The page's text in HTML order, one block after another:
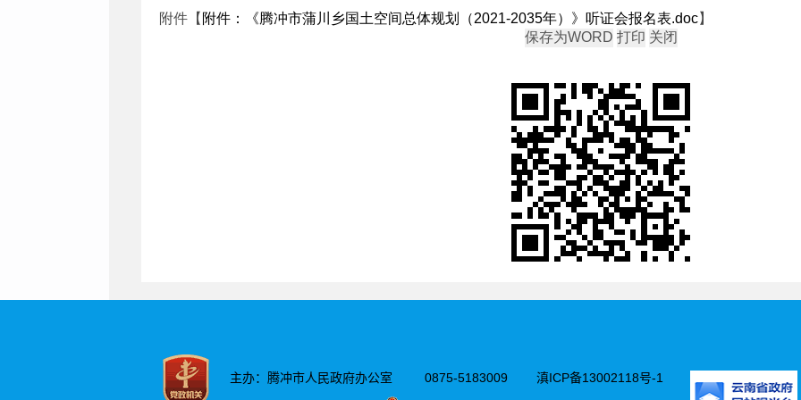
附件【 附件：《腾冲市蒲川乡国土空间总体规划（2021-2035年）》听证会报名表.doc】